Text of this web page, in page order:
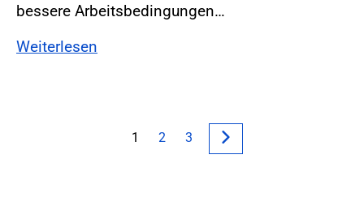
bessere Arbeitsbedingungen…
Weiterlesen
1 2 3